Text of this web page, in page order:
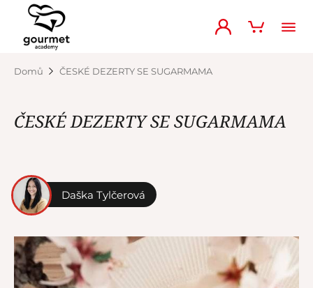
Domů ČESKÉ DEZERTY SE SUGARMAMA
ČESKÉ DEZERTY SE SUGARMAMA
Daška Tylčerová